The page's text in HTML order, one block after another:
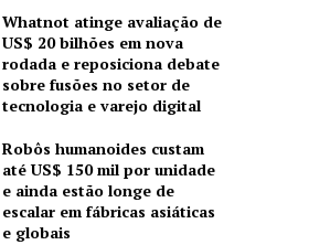
Whatnot atinge avaliação de
US$ 20 bilhões em nova
rodada e reposiciona debate
sobre fusões no setor de
tecnologia e varejo digital
Robôs humanoides custam
até US$ 150 mil por unidade
e ainda estão longe de
escalar em fábricas asiáticas
e globais